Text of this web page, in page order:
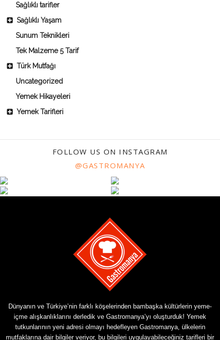
Sağlıklı tarifler
Sağlıklı Yaşam
Sunum Teknikleri
Tek Malzeme 5 Tarif
Türk Mutfağı
Uncategorized
Yemek Hikayeleri
Yemek Tarifleri
FOLLOW US ON INSTAGRAM
@GASTROMANYA
Dünyanın ve Türkiye’nin farklı köşelerinden bambaşka kültürlerin yeme-
içme alışkanlıklarını derledik ve Gastromanya’yı oluşturduk! Yemek
tutkunlarının yeni adresi olmayı hedefleyen Gastromanya, ülkelerin
mutfaklarına dair bilgiler veriyor, bu bilgileri uygulayabileceğiniz tarifleri bir